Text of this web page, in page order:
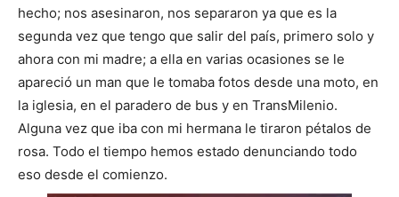
hecho; nos asesinaron, nos separaron ya que es la
segunda vez que tengo que salir del país, primero solo y
ahora con mi madre; a ella en varias ocasiones se le
apareció un man que le tomaba fotos desde una moto, en
la iglesia, en el paradero de bus y en TransMilenio.
Alguna vez que iba con mi hermana le tiraron pétalos de
rosa. Todo el tiempo hemos estado denunciando todo
eso desde el comienzo.